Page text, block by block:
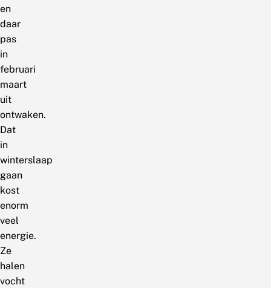
en
daar
pas
in
februari
maart
uit
ontwaken.
Dat
in
winterslaap
gaan
kost
enorm
veel
energie.
Ze
halen
vocht